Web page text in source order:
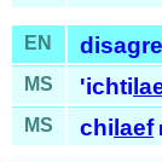
EN
MS
'ichti
MS chi laef